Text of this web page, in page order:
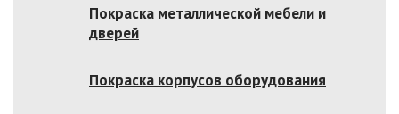
Покраска металлической мебели и
дверей
Покраска корпусов оборудования